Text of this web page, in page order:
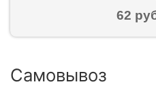
62
Самовывоз